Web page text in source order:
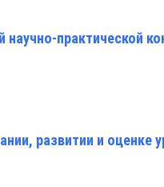
практической
развитии и оценке